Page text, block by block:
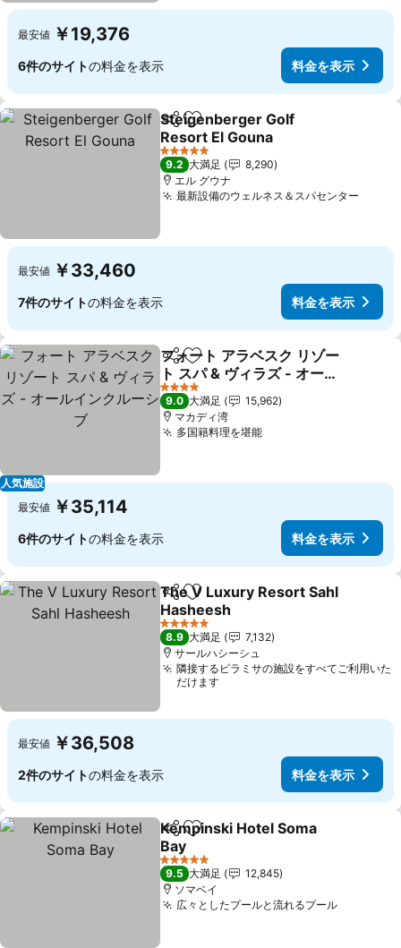
最安値 ￥19,376
6件のサイトの料金を表示 料金を表示
シェアお気に入りに追加
Steigenberger Golf
Resort El Gouna
5 ホテルのランク
9.2 大満足
8,290
エル グウナ
最新設備のウェルネス＆スパセンター
最安値 ￥33,460
7件のサイトの料金を表示 料金を表示
人気施設
シェアお気に入りに追加
フォート アラベスク リゾー
ト スパ & ヴィラズ - オール
インクルーシブ
4 ホテルのランク
9.0 大満足
15,962
マカディ湾
多国籍料理を堪能
最安値 ￥35,114
6件のサイトの料金を表示 料金を表示
シェアお気に入りに追加
The V Luxury Resort Sahl
Hasheesh
5 ホテルのランク
8.9 大満足
7,132
サールハシーシュ
隣接するピラミサの施設をすべてご利用いた
だけます
最安値 ￥36,508
2件のサイトの料金を表示 料金を表示
シェアお気に入りに追加
Kempinski Hotel Soma
Bay
5 ホテルのランク
9.5 大満足
12,845
ソマベイ
広々としたプールと流れるプール